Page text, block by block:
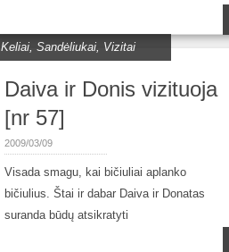
Keliai,Sandėliukai, Vizitai
Daiva ir Donis vizituoja
[nr 57]
2009/03/09
Visada smagu, kai bičiuliai aplanko
bičiulius. Štai ir dabar Daiva ir Donatas
suranda būdų atsikratyti